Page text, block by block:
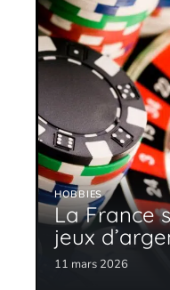
HOBBIES
La France
jeux
11 mars 2026